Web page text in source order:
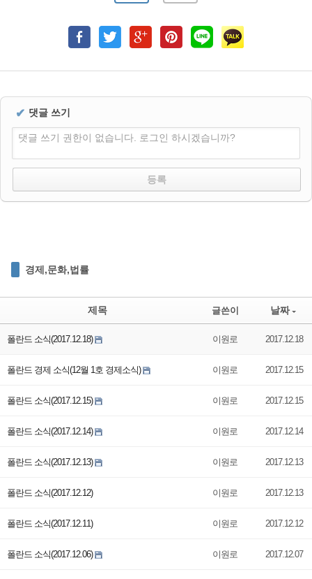
✔ 댓글 쓰기
댓글 쓰기 권한이 없습니다. 로그인 하시겠습니까?
경제,문화,법률
제목 글쓴이 날짜
폴란드 소식(2017.12.18) 이원로 2017.12.18
폴란드 경제 소식(12월 1호 경제소식) 이원로 2017.12.15
폴란드 소식(2017.12.15) 이원로 2017.12.15
폴란드 소식(2017.12.14) 이원로 2017.12.14
폴란드 소식(2017.12.13) 이원로 2017.12.13
폴란드 소식(2017.12.12) 이원로 2017.12.13
폴란드 소식(2017.12.11) 이원로 2017.12.12
폴란드 소식(2017.12.06) 이원로 2017.12.07